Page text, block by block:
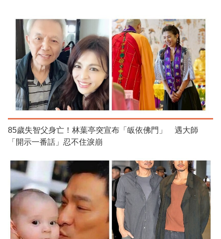
85歲失智父身亡！林葉亭突宣布「皈依佛門」 遇大師
「開示一番話」忍不住淚崩